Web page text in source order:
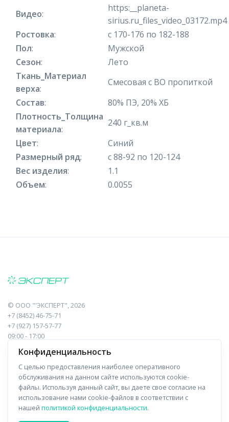
Видео:
https:__planeta-
sirius.ru_files_video_03172.mp4
Ростовка:
с 170-176 по 182-188
Пол:
Мужской
Сезон:
Лето
Ткань_Материал
верха:
Смесовая с ВО пропиткой
Состав:
80% ПЭ, 20% ХБ
Плотность_Толщина
материала:
240 г_кв.м
Цвет:
Синий
Размерный ряд:
с 88-92 по 120-124
Вес изделия:
1.1
Объем: 0.0055
© ООО "'ЭКСПЕРТ", 2026
+7 (8452) 46-75-71
+7 (927) 157-57-77
09:00 - 17:00
410017, Саратов, Пугачева, 10 к1, оф.23
Навигация
Прайс-лист
Отзывы
Информация
О компании
Доставка
Конфиденциальность
С целью предоставления наиболее оперативного
обслуживания на данном сайте используются cookie-
файлы. Используя данный сайт, вы даете свое согласие на
использование нами cookie-файлов в соответствии с
нашей политикой конфиденциальности.